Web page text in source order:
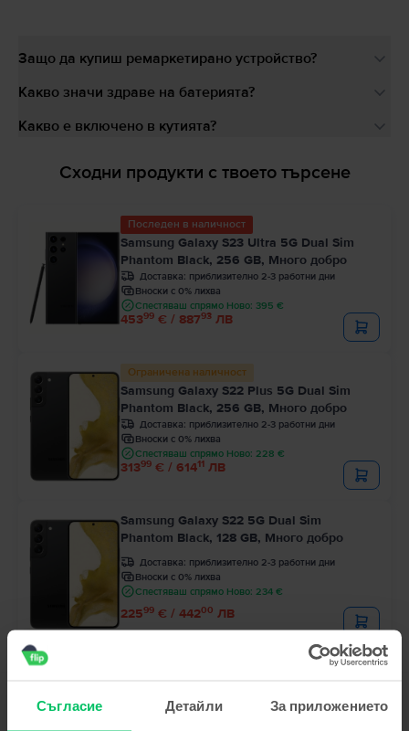
Съгласие Детайли За приложението
Защо да купиш ремаркетирано устройство?
Какво значи здраве на батерията?
Какво е включено в кутията?
Сходни продукти с твоето търсене
Последен в наличност
Samsung Galaxy S23 Ultra 5G Dual Sim
Phantom Black, 256 GB, Много добро
Доставка: приблизително 2-3 работни дни
Вноски с 0% лихва
Спестяваш спрямо Ново: 395 €
45399 € / 88793 ЛВ
Ограничена наличност
Samsung Galaxy S22 Plus 5G Dual Sim
Phantom Black, 256 GB, Много добро
Доставка: приблизително 2-3 работни дни
Вноски с 0% лихва
Спестяваш спрямо Ново: 228 €
31399 € / 61411 ЛВ
Samsung Galaxy S22 5G Dual Sim
Phantom Black, 128 GB, Много добро
Доставка: приблизително 2-3 работни дни
Вноски с 0% лихва
Спестяваш спрямо Ново: 234 €
22599 € / 44200 ЛВ